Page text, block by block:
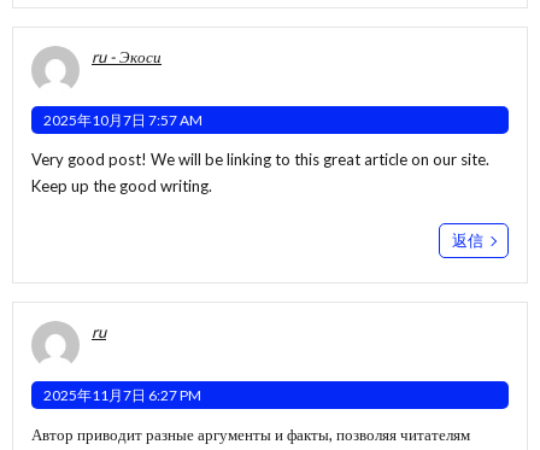
ru - Экоси
2025年10月7日 7:57 AM
Very good post! We will be linking to this great article on our site.
Keep up the good writing.
返信
ru
2025年11月7日 6:27 PM
Автор приводит разные аргументы и факты, позволяя читателям